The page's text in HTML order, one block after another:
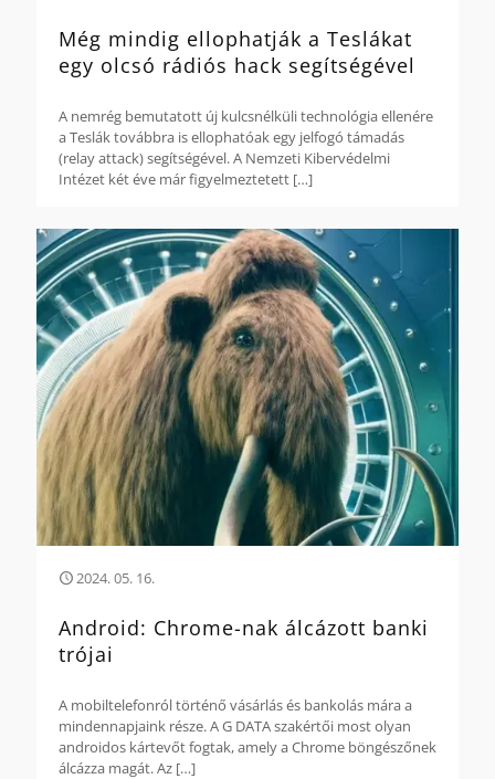
Még mindig ellophatják a Teslákat
egy olcsó rádiós hack segítségével
A nemrég bemutatott új kulcsnélküli technológia ellenére
a Teslák továbbra is ellophatóak egy jelfogó támadás
(relay attack) segítségével. A Nemzeti Kibervédelmi
Intézet két éve már figyelmeztetett […]
2024. 05. 16.
Android: Chrome-nak álcázott banki
trójai
A mobiltelefonról történő vásárlás és bankolás mára a
mindennapjaink része. A G DATA szakértői most olyan
androidos kártevőt fogtak, amely a Chrome böngészőnek
álcázza magát. Az […]